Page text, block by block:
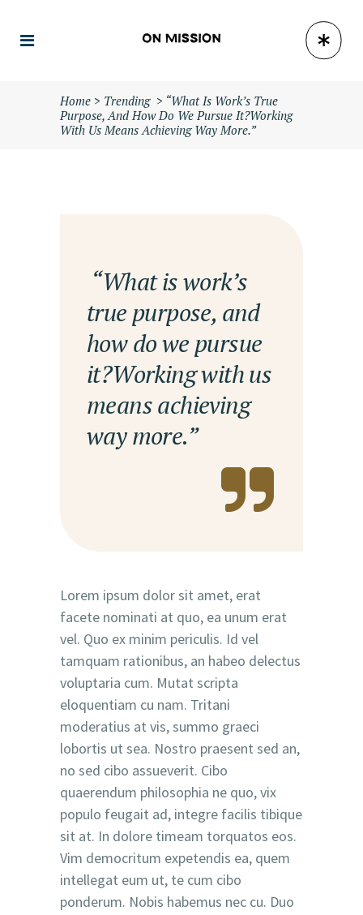
Home > Trending > “What Is Work’s True
Purpose, And How Do We Pursue It?Working
With Us Means Achieving Way More.”
— “What is work’s
true purpose, and
how do we pursue
it?Working with us
means achieving
way more.”
Lorem ipsum dolor sit amet, erat
facete nominati at quo, ea unum erat
vel. Quo ex minim periculis. Id vel
tamquam rationibus, an habeo delectus
voluptaria cum. Mutat scripta
eloquentiam cu nam. Tritani
moderatius at vis, summo graeci
lobortis ut sea. Nostro praesent sed an,
no sed cibo assueverit. Cibo
quaerendum philosophia ne quo, vix
populo feugait ad, integre facilis tibique
sit at. In dolore timeam torquatos eos.
Vim democritum expetendis ea, quem
intellegat eum ut, te cum cibo
ponderum. Nobis habemus nec cu. Duo